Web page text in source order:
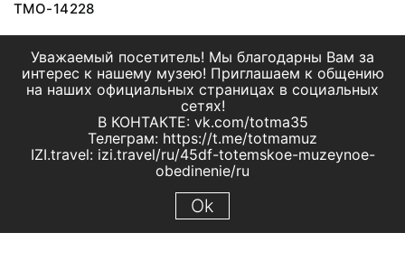
ТМО-14228
Уважаемый посетитель! Мы благодарны Вам за
интерес к нашему музею! Приглашаем к общению
на наших официальных страницах в социальных
сетях!
В КОНТАКТЕ: vk.com/totma35
Телеграм: https://t.me/totmamuz
IZI.travel: izi.travel/ru/45df-totemskoe-muzeynoe-
obedinenie/ru
Ok